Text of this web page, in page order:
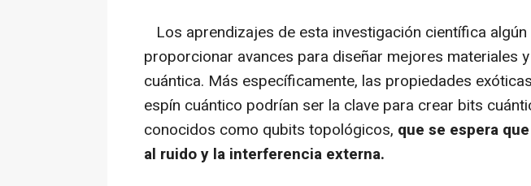
Los aprendizajes de esta investigación científica
proporcionar avances para diseñar mejores materiales
cuántica. Más específicamente, las propiedades
espín cuántico podrían ser la clave para crear bits
conocidos como qubits topológicos, que se espera
al ruido y la interferencia externa.